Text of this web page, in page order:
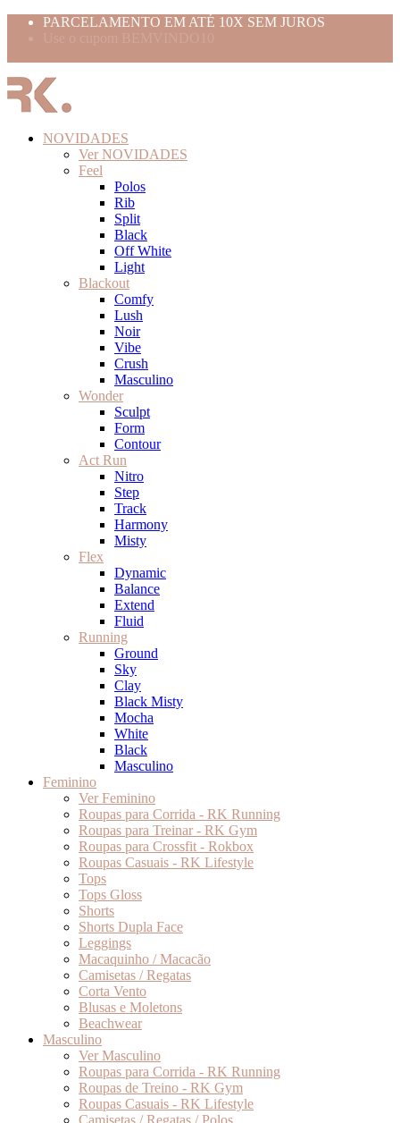
PARCELAMENTO EM ATÉ 10X SEM JUROS
NOVIDADES
Ver NOVIDADES
Feel
Polos
Rib
Split
Black
Off White
Light
Blackout
Comfy
Lush
Noir
Vibe
Crush
Masculino
Wonder
Sculpt
Form
Contour
Act Run
Nitro
Step
Track
Harmony
Misty
Flex
Dynamic
Balance
Extend
Fluid
Running
Ground
Sky
Clay
Black Misty
Mocha
White
Black
Masculino
Feminino
Ver Feminino
Roupas para Corrida - RK Running
Roupas para Treinar - RK Gym
Roupas para Crossfit - Rokbox
Roupas Casuais - RK Lifestyle
Tops
Tops Gloss
Shorts
Shorts Dupla Face
Leggings
Macaquinho / Macacão
Camisetas / Regatas
Corta Vento
Blusas e Moletons
Beachwear
Masculino
Ver Masculino
Roupas para Corrida - RK Running
Roupas de Treino - RK Gym
Roupas Casuais - RK Lifestyle
Camisetas / Regatas / Polos